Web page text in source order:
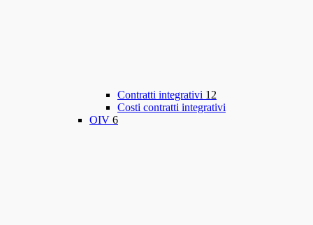
Contratti integrativi 12
Costi contratti integrativi
OIV 6